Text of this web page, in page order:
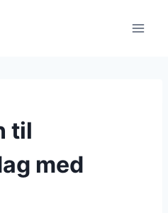
til
med